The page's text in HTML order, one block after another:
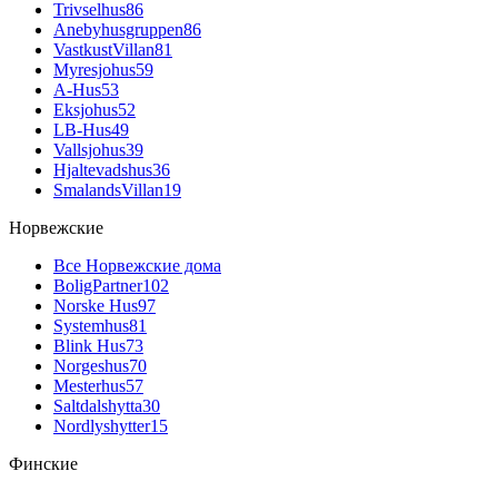
Trivselhus86
Anebyhusgruppen86
VastkustVillan81
Myresjohus59
A-Hus53
Eksjohus52
LB-Hus49
Vallsjohus39
Hjaltevadshus36
SmalandsVillan19
Норвежские
Все Норвежские дома
BoligPartner102
Norske Hus97
Systemhus81
Blink Hus73
Norgeshus70
Mesterhus57
Saltdalshytta30
Nordlyshytter15
Финские